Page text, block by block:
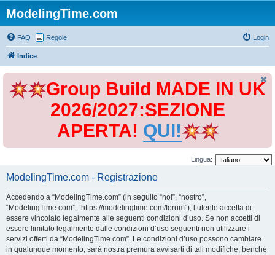
ModelingTime.com
FAQ Regole Login
Indice
Group Build MADE IN UK
2026/2027:SEZIONE
APERTA! QUI!
Lingua:
ModelingTime.com - Registrazione
Accedendo a “ModelingTime.com” (in seguito “noi”, “nostro”,
“ModelingTime.com”, “https://modelingtime.com/forum”), l’utente accetta di
essere vincolato legalmente alle seguenti condizioni d’uso. Se non accetti di
essere limitato legalmente dalle condizioni d’uso seguenti non utilizzare i
servizi offerti da “ModelingTime.com”. Le condizioni d’uso possono cambiare
in qualunque momento, sarà nostra premura avvisarti di tali modifiche, benché